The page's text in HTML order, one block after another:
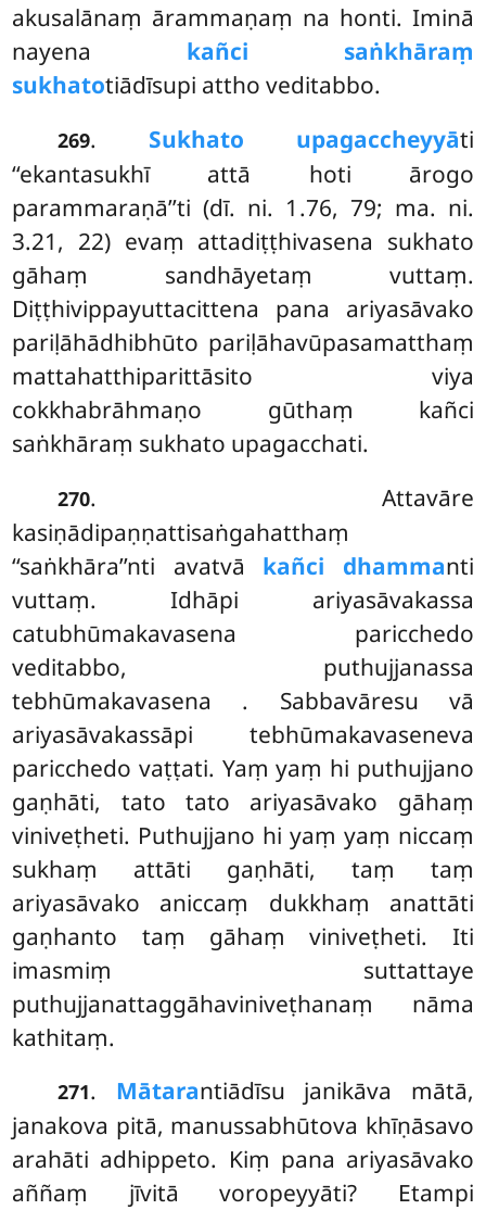
akusalānaṃ ārammaṇaṃ na honti. Iminā
nayena kañci saṅkhāraṃ
sukhatotiādīsupi attho veditabbo.
269. Sukhato upagaccheyyāti
‘‘ekantasukhī attā hoti ārogo
parammaraṇā’’ti (dī. ni. 1.76, 79; ma. ni.
3.21, 22) evaṃ attadiṭṭhivasena sukhato
gāhaṃ sandhāyetaṃ vuttaṃ.
Diṭṭhivippayuttacittena pana ariyasāvako
pariḷāhādhibhūto pariḷāhavūpasamatthaṃ
mattahatthiparittāsito viya
cokkhabrāhmaṇo gūthaṃ kañci
saṅkhāraṃ sukhato upagacchati.
270. Attavāre
kasiṇādipaṇṇattisaṅgahatthaṃ
‘‘saṅkhāra’’nti avatvā kañci dhammanti
vuttaṃ. Idhāpi ariyasāvakassa
catubhūmakavasena paricchedo
veditabbo, puthujjanassa
tebhūmakavasena . Sabbavāresu vā
ariyasāvakassāpi tebhūmakavaseneva
paricchedo vaṭṭati. Yaṃ yaṃ hi puthujjano
gaṇhāti, tato tato ariyasāvako gāhaṃ
viniveṭheti. Puthujjano hi yaṃ yaṃ niccaṃ
sukhaṃ attāti gaṇhāti, taṃ taṃ
ariyasāvako aniccaṃ dukkhaṃ anattāti
gaṇhanto taṃ gāhaṃ viniveṭheti. Iti
imasmiṃ suttattaye
puthujjanattaggāhaviniveṭhanaṃ nāma
kathitaṃ.
271. Mātarantiādīsu janikāva mātā,
janakova pitā, manussabhūtova khīṇāsavo
arahāti adhippeto. Kiṃ pana ariyasāvako
aññaṃ jīvitā voropeyyāti? Etampi